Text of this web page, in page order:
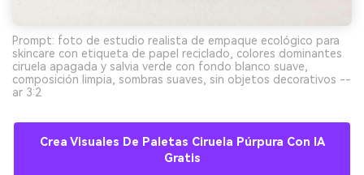
Prompt: foto de estudio realista de empaque ecológico para
skincare con etiqueta de papel reciclado, colores dominantes
ciruela apagada y salvia verde con fondo blanco suave,
composición limpia, sombras suaves, sin objetos decorativos --
ar 3:2
Crea Visuales De Paletas Ciruela Púrpura Con IA
Gratis